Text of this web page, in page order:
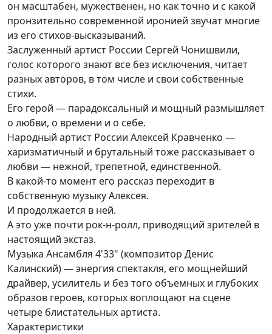
он масштабен, мужественен, но как точно и с какой
пронзительно современной иронией звучат многие
из его стихов-высказываний.
Заслуженный артист России Сергей Чонишвили,
голос которого знают все без исключения, читает
разных авторов, в том числе и свои собственные
стихи.
Его герой — парадоксальный и мощный размышляет
о любви, о времени и о себе.
Народный артист России Алексей Кравченко —
харизматичный и брутальный тоже рассказывает о
любви — нежной, трепетной, единственной.
В какой-то момент его рассказ переходит в
собственную музыку Алексея.
И продолжается в ней.
А это уже почти рок-н-ролл, приводящий зрителей в
настоящий экстаз.
Музыка Ансамбля 4'33" (композитор Денис
Калинский) — энергия спектакля, его мощнейший
драйвер, усилитель и без того объемных и глубоких
образов героев, которых воплощают на сцене
четыре блистательных артиста.
Характеристики